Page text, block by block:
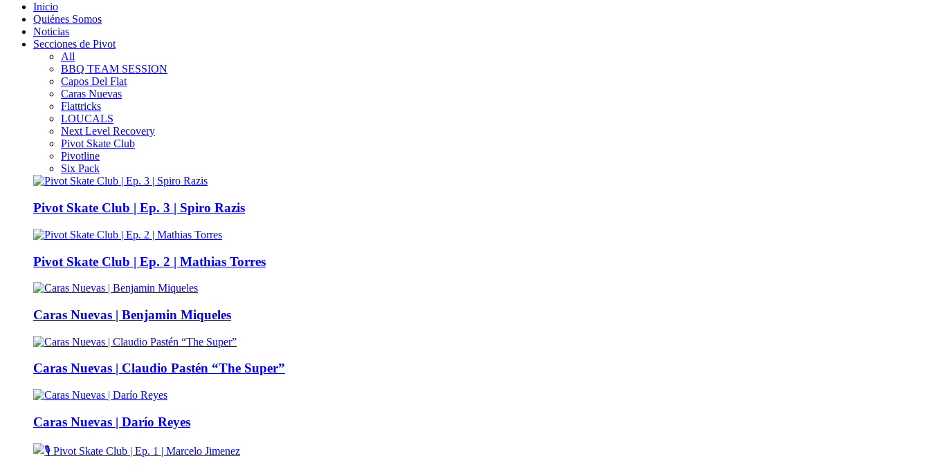
Inicio
Quiénes Somos
Noticias
Secciones de Pivot
All
BBQ TEAM SESSION
Capos Del Flat
Caras Nuevas
Flattricks
LOUCALS
Next Level Recovery
Pivot Skate Club
Pivotline
Six Pack
Pivot Skate Club | Ep. 3 | Spiro Razis
Pivot Skate Club | Ep. 2 | Mathias Torres
Caras Nuevas | Benjamin Miqueles
Caras Nuevas | Claudio Pastén “The Super”
Caras Nuevas | Darío Reyes